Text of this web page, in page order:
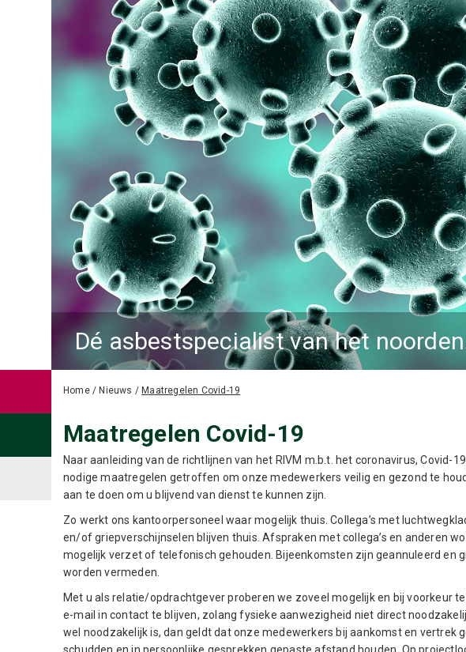
Dé asbestspecialist van het
Home/ Nieuws / Maatregelen Covid-19
Maatregelen Covid-19
Naar aanleiding van de richtlijnen van het RIVM m.b.t. het coronavirus, Covid-
nodige maatregelen getroffen om onze medewerkers veilig en gezond te
aan te doen om u blijvend van dienst te kunnen zijn.
Zo werkt ons kantoorpersoneel waar mogelijk thuis. Collega’s met
en/of griepverschijnselen blijven thuis. Afspraken met collega’s en anderen
mogelijk verzet of telefonisch gehouden. Bijeenkomsten zijn geannuleerd en
worden vermeden.
Met u als relatie/opdrachtgever proberen we zoveel mogelijk en bij voorkeur
e-mail in contact te blijven, zolang fysieke aanwezigheid niet direct
wel noodzakelijk is, dan geldt dat onze medewerkers bij aankomst en vertrek